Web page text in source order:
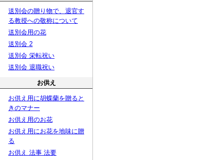
送別会の贈り物で、退官す
る教授への敬称について
送別会用の花
送別会 2
送別会 栄転祝い
送別会 退職祝い
お供え
お供え用に胡蝶蘭を贈ると
きのマナー
お供え用のお花
お供え用にお花を地味に贈
る
お供え 法事 法要